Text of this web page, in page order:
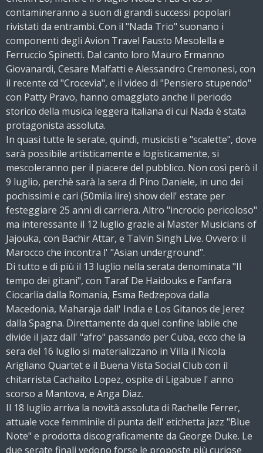
contamineranno a suon di grandi successi popolari
rivistati da entrambi. Con il "Nada Trio" suonano i
componenti degli Avion Travel Fausto Mesolella e
Ferruccio Spinetti. Dal canto loro Mauro Ermanno
Giovanardi, Cesare Malfatti e Alessandro Cremonesi, con
il recente cd "Crocevia", e il video di "Pensiero stupendo"
con Patty Pravo, hanno omaggiato anche il periodo
storico della musica leggera italiana di cui Nada è stata
protagonista assoluta.
In quasi tutte le serate, quindi, musicisti e "scalette", dove
sarà possibile artisticamente e logisticamente, si
mescoleranno per il piacere del pubblico. Non così però il
9 luglio, perchè sarà la sera di Pino Daniele, in uno dei
pochissimi e cari (50mila lire) show dell' estate per
festeggiare 25 anni di carriera. Altro "incrocio pericoloso"
ma interessante il 12 luglio grazie ai Master Musicians of
Jajouka, con Bachir Attar, e Talvin Singh Live. Ovvero: il
Marocco che incontra l' "Asian underground".
Di tutto e di più il 13 luglio nella serata denominata "Il
tempo dei gitani", con Taraf De Haidouks e Fanfara
Ciocarlia dalla Romania, Esma Redzepova dalla
Macedonia, Maharaja dall' India e Los Gitanos de Jerez
dalla Spagna. Direttamente da quel confine labile che
divide il jazz dall' "afro" passando per Cuba, ecco che la
sera del 16 luglio si materializzano in Villa il Nicola
Arigliano Quartet e il Buena Vista Social Club con il
chitarrista Cachaito Lopez, ospite di Ligabue l' anno
scorso a Mantova, e Anga Diaz.
Il 18 luglio arriva la novità assoluta di Rachelle Ferrer,
attuale voce femminile di punta dell' etichetta jazz "Blue
Note" e prodotta discograficamente da George Duke. Le
due serate finali vedono forse le proposte più curiose